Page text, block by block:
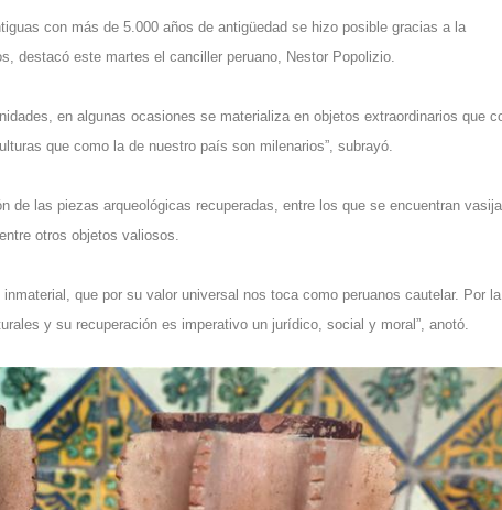
con más de 5.000 años de antigüedad se hizo posible gracias a la
destacó este martes el canciller peruano, Nestor Popolizio.
en algunas ocasiones se materializa en objetos extraordinarios que
que como la de nuestro país son milenarios”, subrayó.
de las piezas arqueológicas recuperadas, entre los que se encuentran
otros objetos valiosos.
que por su valor universal nos toca como peruanos cautelar. Por
y su recuperación es imperativo un jurídico, social y moral”, anotó.